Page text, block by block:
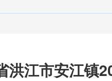
洪江市安江镇